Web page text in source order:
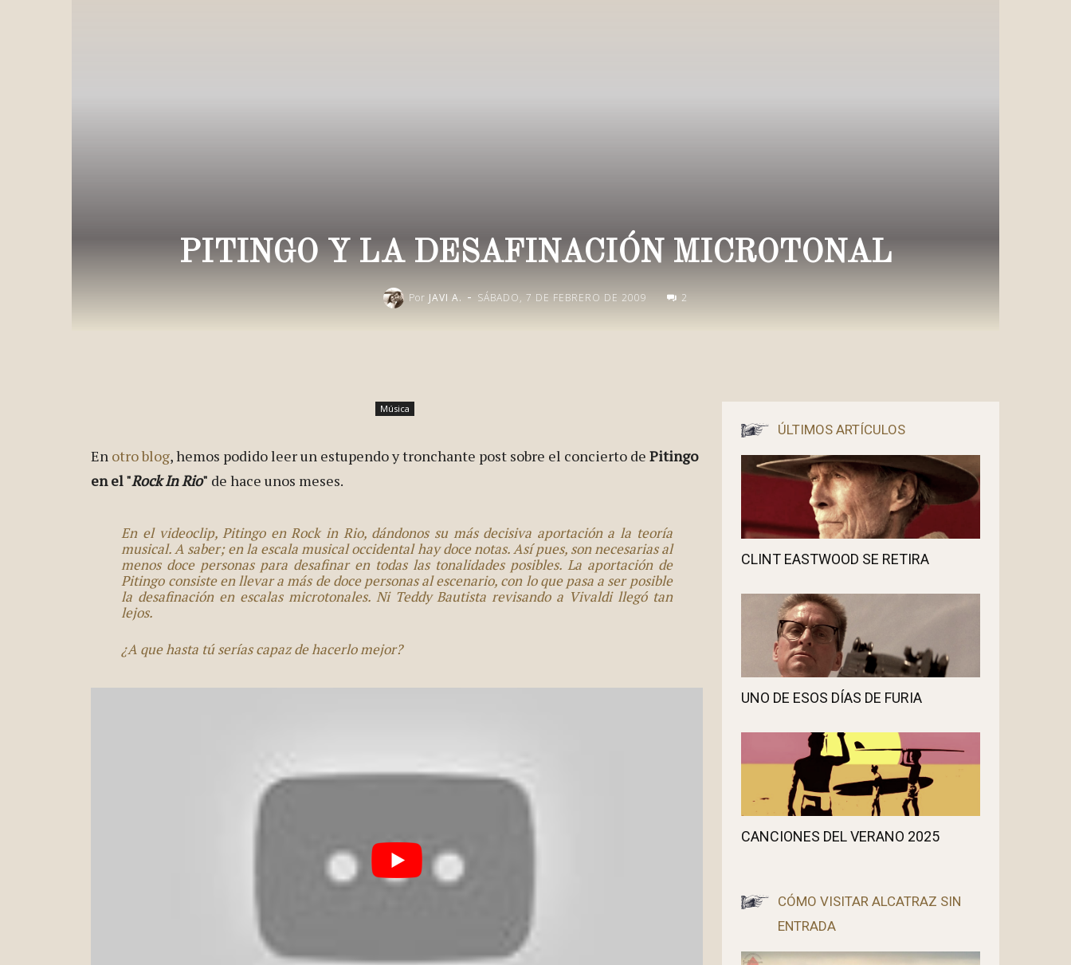
PITINGO Y LA DESAFINACIÓN MICROTONAL
Por JAVI A. - SÁBADO, 7 DE FEBRERO DE 2009 2
Música
En otro blog, hemos podido leer un estupendo y tronchante post sobre el concierto de Pitingo
en el "Rock In Rio" de hace unos meses.
En el videoclip, Pitingo en Rock in Rio, dándonos su más decisiva aportación a la teoría
musical. A saber; en la escala musical occidental hay doce notas. Así pues, son necesarias al
menos doce personas para desafinar en todas las tonalidades posibles. La aportación de
Pitingo consiste en llevar a más de doce personas al escenario, con lo que pasa a ser posible
la desafinación en escalas microtonales. Ni Teddy Bautista revisando a Vivaldi llegó tan
lejos.
¿A que hasta tú serías capaz de hacerlo mejor?
ÚLTIMOS ARTÍCULOS
CLINT EASTWOOD SE RETIRA
UNO DE ESOS DÍAS DE FURIA
CANCIONES DEL VERANO 2025
CÓMO VISITAR ALCATRAZ SIN
ENTRADA